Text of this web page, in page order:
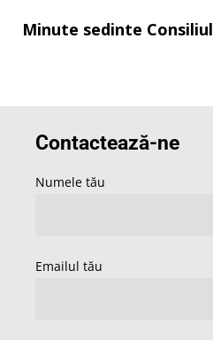
Minute sedinte